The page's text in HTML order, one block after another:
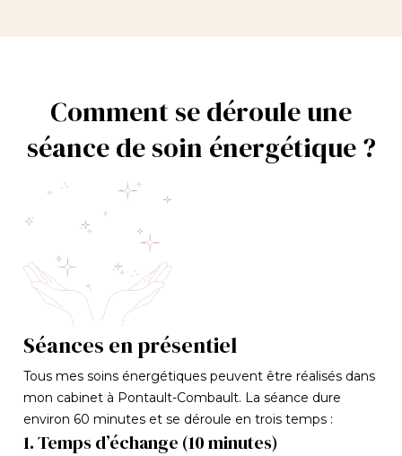
Comment se déroule une
séance de soin énergétique ?
Séances en présentiel
Tous mes soins énergétiques peuvent être réalisés dans
mon cabinet à Pontault-Combault. La séance dure
environ 60 minutes et se déroule en trois temps :
1. Temps d’échange (10 minutes)